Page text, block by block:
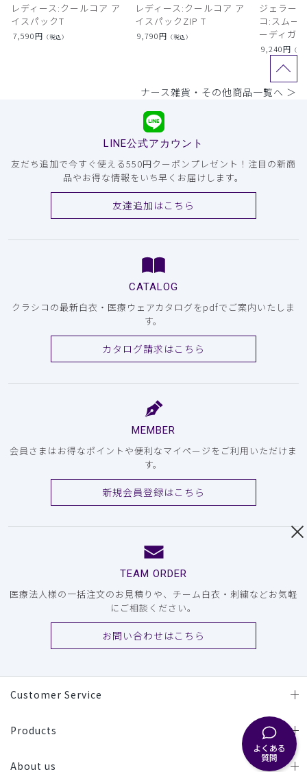
よくある
質問
レディース:クールコア ア
イスパックT
7,590円 （税込）
レディース:クールコア ア
イスパックZIP T
9,790円 （税込）
ジェラー
コ:スムー
ーディガン
9,240円 （税
ナース雑貨・その他商品一覧へ ＞
LINE公式アカウント
友だち追加で今すぐ使える550円クーポンプレゼント！注目の新商
品やお得な情報をいち早くお届けします。
友達追加はこちら
CATALOG
クラシコの最新白衣・医療ウェアカタログをpdfでご案内いたしま
す。
カタログ請求はこちら
MEMBER
会員さまはお得なポイントや便利なマイページをご利用いただけま
す。
新規会員登録はこちら
TEAM ORDER
医療法人様の一括注文のお見積りや、チーム白衣・刺繍などお気軽
にご相談ください。
お問い合わせはこちら
Customer Service
Products
About us